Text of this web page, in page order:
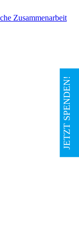
JETZT SPENDEN!